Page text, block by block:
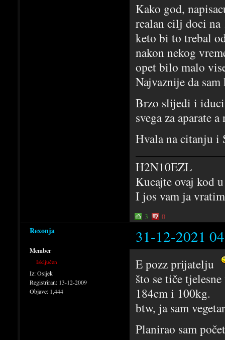
Kako god,
realan cilj doci na
keto bi to trebal
nakon nekog
opet bilo malo
Najvaznije da
Brzo slijedi i
svega za aparate
Hvala na citanju i
H2N10EZL
Kucajte ovaj kod
I jos vam ja
3 0
Rexonja 31-12-2021
Member
Isključen
Iz:Osijek
Registriran: 13-12-2009
Objave: 1,444
E pozz prijatelju
što se tiče
184cm i 100kg.
btw, ja sam
Planirao sam